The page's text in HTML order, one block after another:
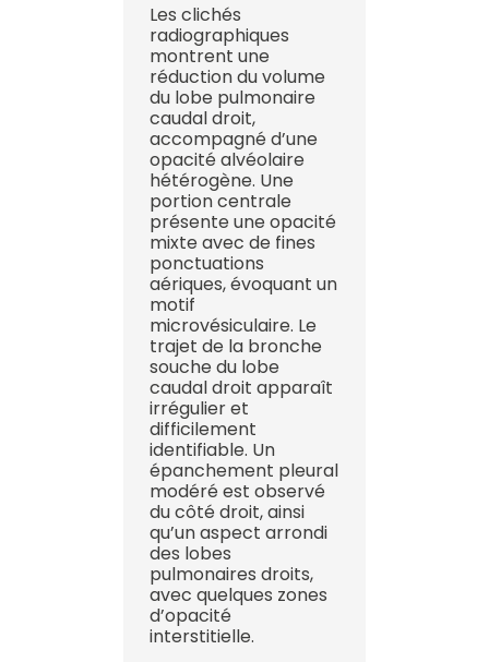
Les clichés
radiographiques
montrent une
réduction du volume
du lobe pulmonaire
caudal droit,
accompagné d’une
opacité alvéolaire
hétérogène. Une
portion centrale
présente une opacité
mixte avec de fines
ponctuations
aériques, évoquant un
motif
microvésiculaire. Le
trajet de la bronche
souche du lobe
caudal droit apparaît
irrégulier et
difficilement
identifiable. Un
épanchement pleural
modéré est observé
du côté droit, ainsi
qu’un aspect arrondi
des lobes
pulmonaires droits,
avec quelques zones
d’opacité
interstitielle.